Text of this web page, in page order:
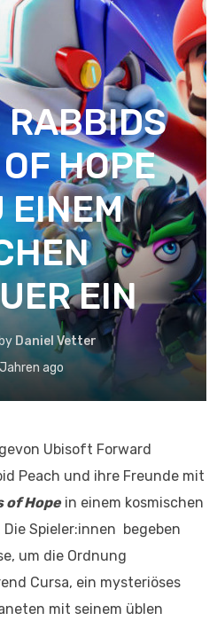
RABBIDS
HOPE
EINEM
EIN
by Daniel Vetter
ago
Ubisoft Forward
Peach und ihre Freunde mit
of Hopein einem kosmischen
Spieler:innen begeben
um die Ordnung
Cursa, ein mysteriöses
mit seinem üblen